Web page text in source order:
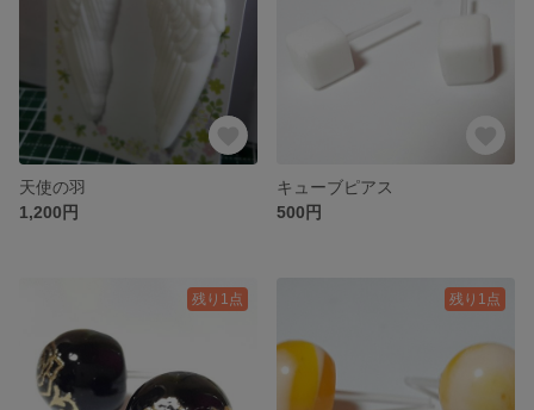
天使の羽
1,200円
キューブピアス
500円
残り1点 残り1点